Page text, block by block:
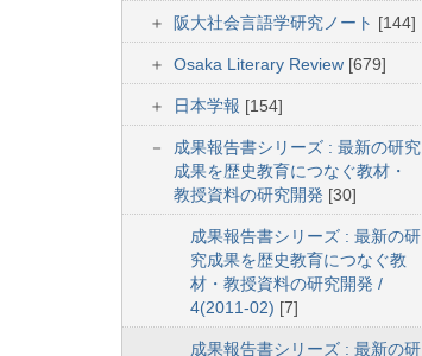
阪大社会言語学研究ノート [144]
Osaka Literary Review [679]
日本学報 [154]
成果報告書シリーズ : 最新の研究
成果を歴史教育につなぐ教材・
教授資料の研究開発 [30]
成果報告書シリーズ : 最新の研
究成果を歴史教育につなぐ教
材・教授資料の研究開発 /
4(2011-02) [7]
成果報告書シリーズ : 最新の研